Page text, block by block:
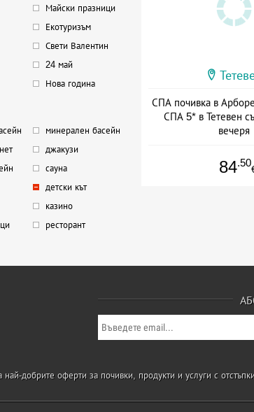
Майски празници
Екотуризъм
Свети Валентин
24 май
Нова година
минерален басейн
джакузи
сауна
детски кът
казино
ресторант
СПА почивка в
СПА 5* в Тетевен
вечеря
84.50
най-добрите оферти за почивки, продукти и услуги с